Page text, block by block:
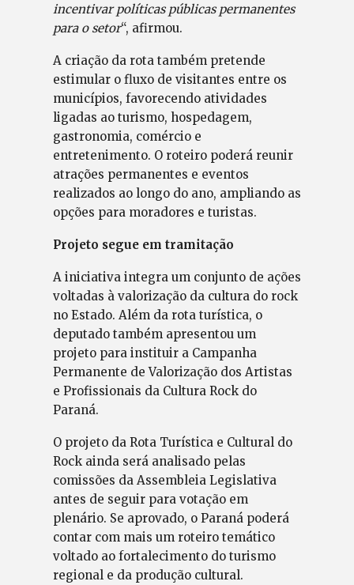
incentivar políticas públicas permanentes
para o setor“, afirmou.
A criação da rota também pretende
estimular o fluxo de visitantes entre os
municípios, favorecendo atividades
ligadas ao turismo, hospedagem,
gastronomia, comércio e
entretenimento. O roteiro poderá reunir
atrações permanentes e eventos
realizados ao longo do ano, ampliando as
opções para moradores e turistas.
Projeto segue em tramitação
A iniciativa integra um conjunto de ações
voltadas à valorização da cultura do rock
no Estado. Além da rota turística, o
deputado também apresentou um
projeto para instituir a Campanha
Permanente de Valorização dos Artistas
e Profissionais da Cultura Rock do
Paraná.
O projeto da Rota Turística e Cultural do
Rock ainda será analisado pelas
comissões da Assembleia Legislativa
antes de seguir para votação em
plenário. Se aprovado, o Paraná poderá
contar com mais um roteiro temático
voltado ao fortalecimento do turismo
regional e da produção cultural.